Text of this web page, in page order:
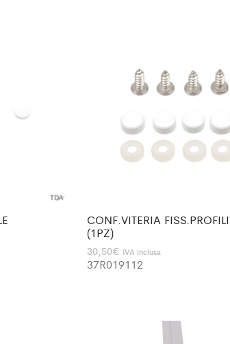
CONF.VITERIA
(1PZ)
30,50€ IVA inclusa
37R019112